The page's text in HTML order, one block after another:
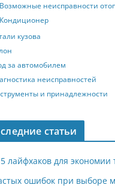
Возможные неисправности
Кондиционер
кузова
за автомобилем
неисправностей
и принадлежности
статьи
лайфхаков для экономии
ошибок при выборе